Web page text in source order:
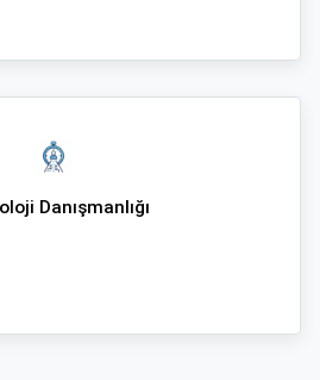
Danışmanlığı